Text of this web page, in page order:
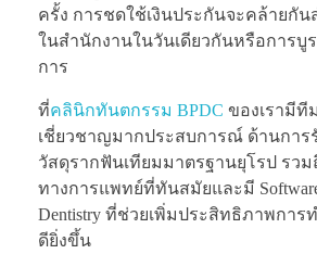
ครั้ง การชดใช้เงินประกันจะคล้ายกั
ในสำนักงานในวันเดียวกันหรือการ
การ
ที่คลินิกทันตกรรม BPDC ของเรามี
เชี่ยวชาญมากประสบการณ์ ด้านการ
วัสดุรากฟันเทียมมาตรฐานยุโรป รว
ทางการแพทย์ที่ทันสมัยและมี
Dentistry ที่ช่วยเพิ่มประสิทธิภาพการ
ดียิ่งขึ้น